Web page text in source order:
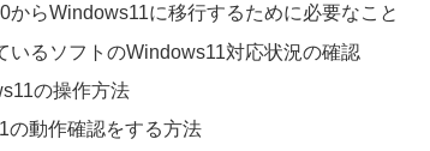
からWindows11に移行するために必要なこと
いるソフトのWindows11対応状況の確認
の操作方法
の動作確認をする方法